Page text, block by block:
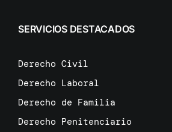
SERVICIOS DESTACADOS
Derecho Civil
Derecho Laboral
Derecho de Familia
Derecho Penitenciario